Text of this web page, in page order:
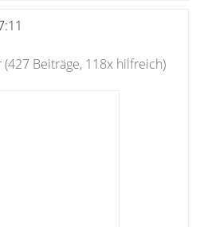
(427 Beiträge, 118x hilfreich)